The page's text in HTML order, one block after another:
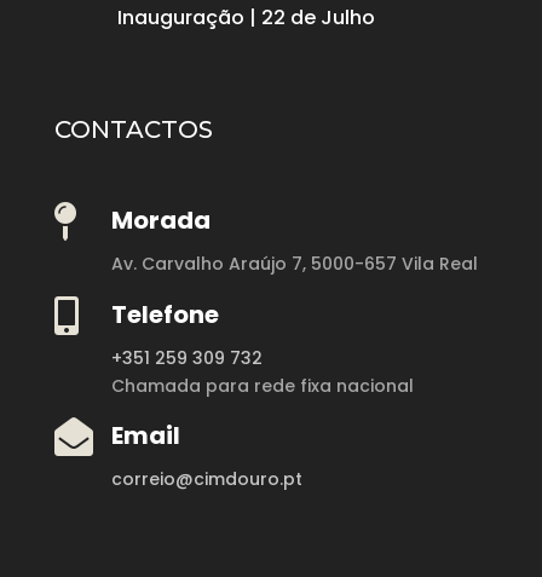
Inauguração | 22 de Julho
CONTACTOS
 Morada
Av. Carvalho Araújo 7, 5000-657 Vila Real
 Telefone
+351 259 309 732
Chamada para rede fixa nacional
 Email
correio@cimdouro.pt